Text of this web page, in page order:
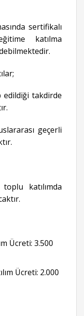
sertifikalı
katılma
edildiği takdirde
geçerli
katılımda
Ücreti: 3.500
Ücreti: 2.000